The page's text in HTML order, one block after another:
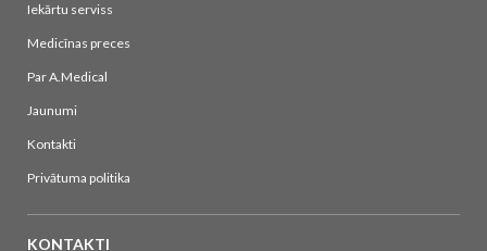
Iekārtu serviss
Medicīnas preces
Par A.Medical
Jaunumi
Kontakti
Privātuma politika
KONTAKTI